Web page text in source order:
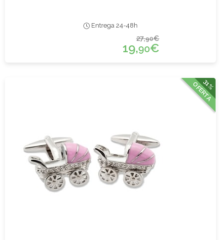
Entrega 24-48h
27,90€
19,90€
31%
OFERTA